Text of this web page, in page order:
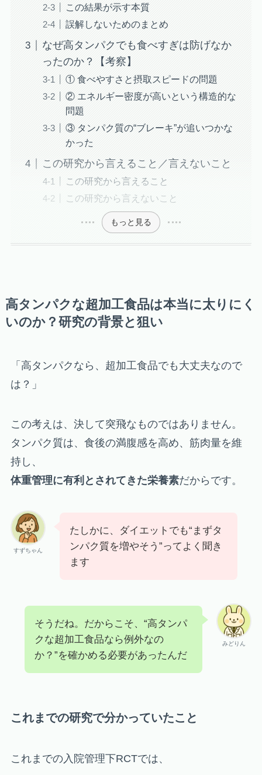
この結果が示す本質
誤解しないためのまとめ
なぜ高タンパクでも食べすぎは防げなか
ったのか？【考察】
① 食べやすさと摂取スピードの問題
② エネルギー密度が高いという構造的な
問題
③ タンパク質の“ブレーキ”が追いつかな
かった
この研究から言えること／言えないこと
この研究から言えること
この研究から言えないこと
もっと見る
高タンパクな超加工食品は本当に太りにく
いのか？研究の背景と狙い
「高タンパクなら、超加工食品でも大丈夫なので
は？」
この考えは、決して突飛なものではありません。
タンパク質は、食後の満腹感を高め、筋肉量を維
持し、
体重管理に有利とされてきた栄養素だからです。
すずちゃん
たしかに、ダイエットでも“まずタ
ンパク質を増やそう”ってよく聞き
ます
みどりん
そうだね。だからこそ、“高タンパ
クな超加工食品なら例外なの
か？”を確かめる必要があったんだ
これまでの研究で分かっていたこと
これまでの入院管理下RCTでは、